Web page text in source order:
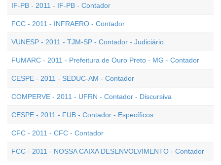
IF-PB - 2011 - IF-PB - Contador
FCC - 2011 - INFRAERO - Contador
VUNESP - 2011 - TJM-SP - Contador - Judiciário
FUMARC - 2011 - Prefeitura de Ouro Preto - MG - Contador
CESPE - 2011 - SEDUC-AM - Contador
COMPERVE - 2011 - UFRN - Contador - Discursiva
CESPE - 2011 - FUB - Contador - Específicos
CFC - 2011 - CFC - Contador
FCC - 2011 - NOSSA CAIXA DESENVOLVIMENTO - Contador